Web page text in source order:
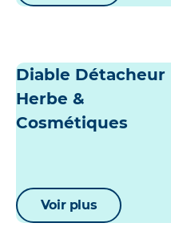
Diable Détacheur
Herbe &
Cosmétiques
Voir plus